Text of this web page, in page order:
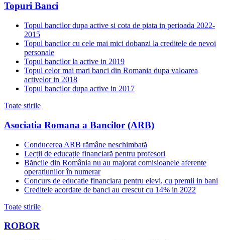
Topuri Banci
Topul bancilor dupa active si cota de piata in perioada 2022-
2015
Topul bancilor cu cele mai mici dobanzi la creditele de nevoi
personale
Topul bancilor la active in 2019
Topul celor mai mari banci din Romania dupa valoarea
activelor in 2018
Topul bancilor dupa active in 2017
Toate stirile
Asociatia Romana a Bancilor (ARB)
Conducerea ARB rămâne neschimbată
Lecții de educație financiară pentru profesori
Băncile din România nu au majorat comisioanele aferente
operațiunilor în numerar
Concurs de educatie financiara pentru elevi, cu premii in bani
Creditele acordate de banci au crescut cu 14% in 2022
Toate stirile
ROBOR